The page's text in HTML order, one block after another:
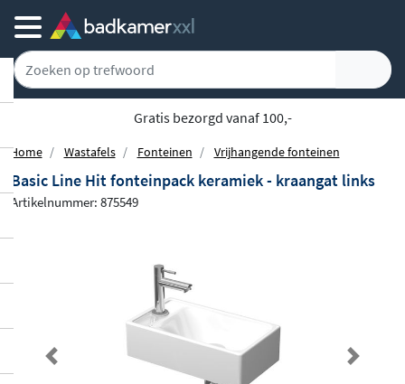
5779 klanten geven ons een 9.1
Home Wastafels Fonteinen Vrijhangende fonteinen
Basic Line Hit fonteinpack keramiek - kraangat links
Artikelnummer: 875549
Previous Next